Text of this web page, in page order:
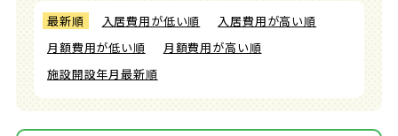
最新順 入居費用が低い順
入居費用が高い順
月額費用が低い順
月額費用が高い順
施設開設年月最新順